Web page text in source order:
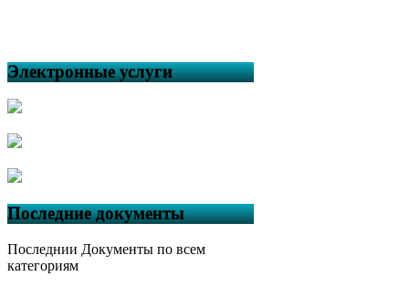
Электронные услуги
Последние документы
Последнии Документы по всем
категориям